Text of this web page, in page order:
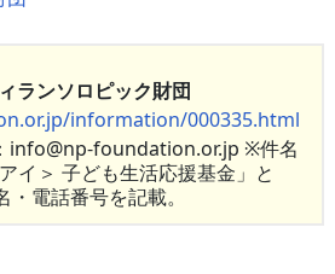
ランソロピック財団
information/000335.html
info@np-foundation.or.jp ※件名
イ＞ 子ども生活応援基金」と
電話番号を記載。